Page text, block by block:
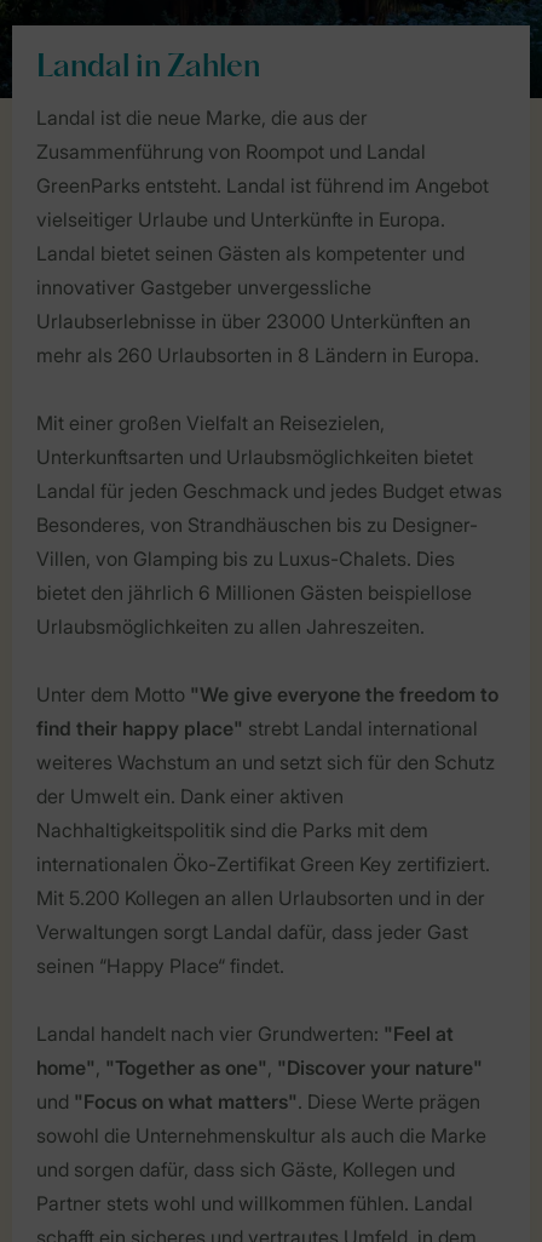
Landal in Zahlen
Landal ist die neue Marke, die aus der
Zusammenführung von Roompot und Landal
GreenParks entsteht. Landal ist führend im Angebot
vielseitiger Urlaube und Unterkünfte in Europa.
Landal bietet seinen Gästen als kompetenter und
innovativer Gastgeber unvergessliche
Urlaubserlebnisse in über 23000 Unterkünften an
mehr als 260 Urlaubsorten in 8 Ländern in Europa.
Mit einer großen Vielfalt an Reisezielen,
Unterkunftsarten und Urlaubsmöglichkeiten bietet
Landal für jeden Geschmack und jedes Budget etwas
Besonderes, von Strandhäuschen bis zu Designer-
Villen, von Glamping bis zu Luxus-Chalets. Dies
bietet den jährlich 6 Millionen Gästen beispiellose
Urlaubsmöglichkeiten zu allen Jahreszeiten.
Unter dem Motto "We give everyone the freedom to
find their happy place" strebt Landal international
weiteres Wachstum an und setzt sich für den Schutz
der Umwelt ein. Dank einer aktiven
Nachhaltigkeitspolitik sind die Parks mit dem
internationalen Öko-Zertifikat Green Key zertifiziert.
Mit 5.200 Kollegen an allen Urlaubsorten und in der
Verwaltungen sorgt Landal dafür, dass jeder Gast
seinen “Happy Place“ findet.
Landal handelt nach vier Grundwerten: "Feel at
home", "Together as one", "Discover your nature"
und "Focus on what matters". Diese Werte prägen
sowohl die Unternehmenskultur als auch die Marke
und sorgen dafür, dass sich Gäste, Kollegen und
Partner stets wohl und willkommen fühlen. Landal
schafft ein sicheres und vertrautes Umfeld, in dem